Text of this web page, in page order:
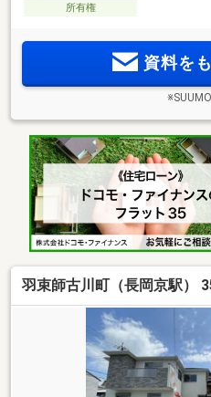
所有権
資料を
羽束師古川町（長岡京駅）